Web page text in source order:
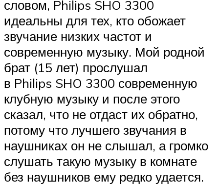
словом, Philips SHO 3300
идеальны для тех, кто обожает
звучание низких частот и
современную музыку. Мой родной
брат (15 лет) прослушал
в Philips SHO 3300 современную
клубную музыку и после этого
сказал, что не отдаст их обратно,
потому что лучшего звучания в
наушниках он не слышал, а громко
слушать такую музыку в комнате
без наушников ему редко удается.